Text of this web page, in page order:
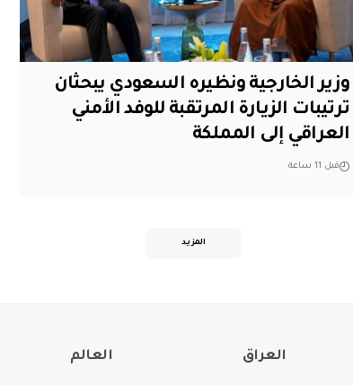
وزير الخارجية ونظيره السعودي يبحثان
ترتيبات الزيارة المرتقبة للوفد الأمني
العراقي إلى المملكة
قبل 11 ساعة
المزيد
العراق العالم